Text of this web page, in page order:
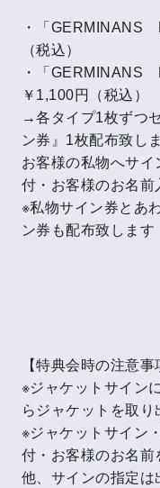
・「GERMINANS
（税込）
・「GERMINANS
￥1,100円（税込）
→各タイプ1枚ずつ
ン券』1枚配布致し
お客様の私物へサイ
付・お客様のお名前
※私物サイン券とあ
ン券も配布致します
【特典会時の注意事
※ジャケットサイン
らジャケットを取り
※ジャケットサイン
付・お客様のお名
他、サインの指定は